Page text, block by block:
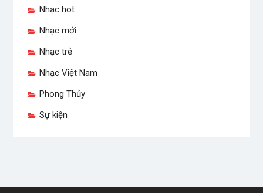
Nhạc hot
Nhạc mới
Nhạc trẻ
Nhạc Việt Nam
Phong Thủy
Sự kiện